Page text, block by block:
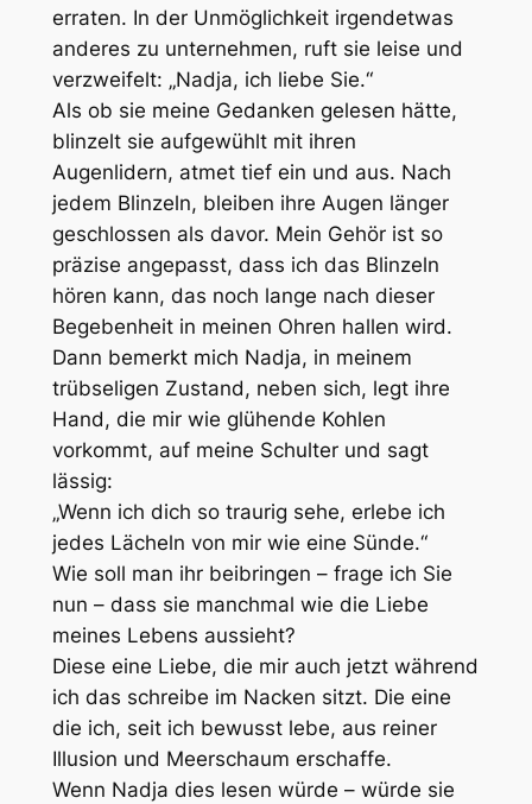
erraten. In der Unmöglichkeit irgendetwas
anderes zu unternehmen, ruft sie leise und
verzweifelt: „Nadja, ich liebe Sie.“
Als ob sie meine Gedanken gelesen hätte,
blinzelt sie aufgewühlt mit ihren
Augenlidern, atmet tief ein und aus. Nach
jedem Blinzeln, bleiben ihre Augen länger
geschlossen als davor. Mein Gehör ist so
präzise angepasst, dass ich das Blinzeln
hören kann, das noch lange nach dieser
Begebenheit in meinen Ohren hallen wird.
Dann bemerkt mich Nadja, in meinem
trübseligen Zustand, neben sich, legt ihre
Hand, die mir wie glühende Kohlen
vorkommt, auf meine Schulter und sagt
lässig:
„Wenn ich dich so traurig sehe, erlebe ich
jedes Lächeln von mir wie eine Sünde.“
Wie soll man ihr beibringen – frage ich Sie
nun – dass sie manchmal wie die Liebe
meines Lebens aussieht?
Diese eine Liebe, die mir auch jetzt während
ich das schreibe im Nacken sitzt. Die eine
die ich, seit ich bewusst lebe, aus reiner
Illusion und Meerschaum erschaffe.
Wenn Nadja dies lesen würde – würde sie